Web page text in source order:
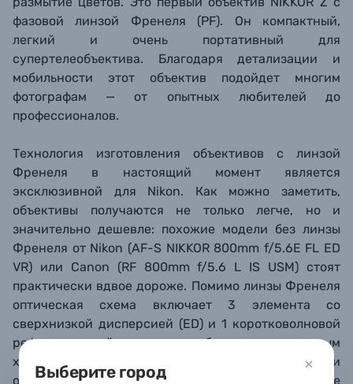
Выберите город
фазовой линзой Френеля (PF). Он компактный,
легкий и очень портативный для
супертелеобъектива. Благодаря детализации и
мобильности этот объектив подойдет многим
фотографам — от опытных любителей до
профессионалов.
Технология изготовления объективов с линзой
Френеля в настоящий момент является
эксклюзивной для Nikon. Как можно заметить,
объективы получаются не только легче, но и
значительно дешевле: похожие модели без линзы
Френеля от Nikon (AF-S NIKKOR 800mm f/5.6E FL ED
VR) или Canon (RF 800mm f/5.6 L IS USM) стоят
практически вдвое дороже. Помимо линзы Френеля
оптическая схема включает 3 элемента со
сверхнизкой дисперсией (ED) и 1 коротковолновой
рефракционный элемент, благодаря которым
хроматические аберрации практически
отсутствуют – вы получаете четкое и контрастное